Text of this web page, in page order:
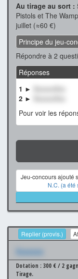
Au tirage au sort :
Pistols et The
juillet (≈60 €)
Principe du jeu-
Répondre à 2
Réponses
1 ►
XxxxxxXxx
2 ►
Pour voir les
Jeu-concours ajouté
N.C. (a
Replier (provis.)
Xxxxxxx
Dotation : 300 € / 2
Tirage.